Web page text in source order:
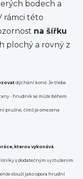
bodech a
rámci této
na šířku
plochý a rovný z
dýchání koně. Je třeba
- hrudník se může během
pružné, čímž je omezena
kterou vykonává.
s dodatečným vyztužením
slouží jako opora hrudní